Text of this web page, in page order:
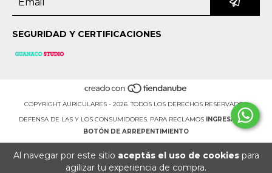
Al navegar por este sitio aceptás el uso de cookiespara
agilizar tu experiencia de compra.
SEGURIDAD Y CERTIFICACIONES
COPYRIGHT AURICULARES - 2026. TODOS LOS DERECHOS RESERVADOS.
DEFENSA DE LAS Y LOS CONSUMIDORES. PARA RECLAMOS
INGRESÁ ACÁ.
BOTÓN DE ARREPENTIMIENTO